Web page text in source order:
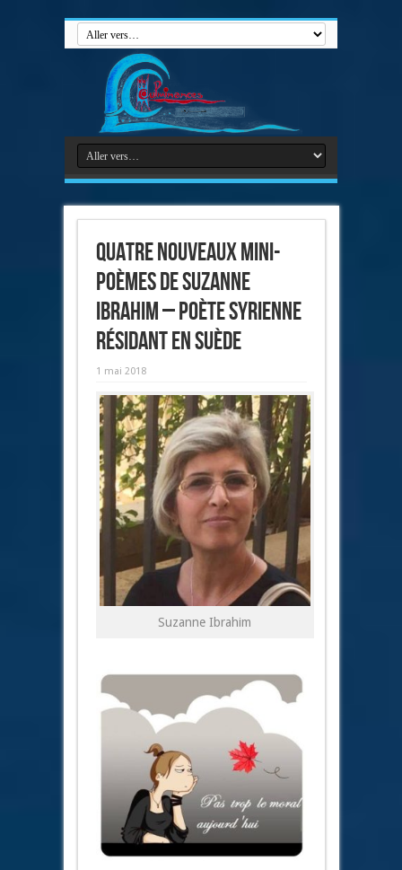
Quatre nouveaux mini-
poèmes de Suzanne
Ibrahim – poète syrienne
résidant en Suède
1 mai 2018
Suzanne Ibrahim